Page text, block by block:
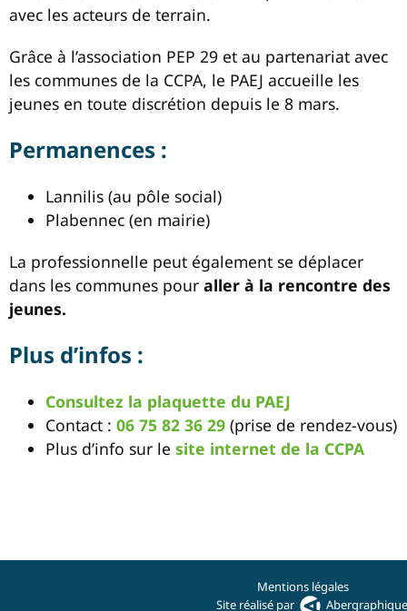
avec les acteurs de terrain.
Grâce à l’association PEP 29 et au partenariat avec
les communes de la CCPA, le PAEJ accueille les
jeunes en toute discrétion depuis le 8 mars.
Permanences :
Lannilis (au pôle social)
Plabennec (en mairie)
La professionnelle peut également se déplacer
dans les communes pour aller à la rencontre des
jeunes.
Plus d’infos :
Consultez la plaquette du PAEJ
Contact : 06 75 82 36 29 (prise de rendez-vous)
Plus d’info sur le site internet de la CCPA
Mentions légales
Site réalisé par